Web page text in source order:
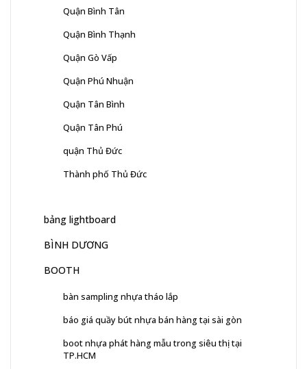
Quận Bình Tân
Quận Bình Thạnh
Quận Gò Vấp
Quận Phú Nhuận
Quận Tân Bình
Quận Tân Phú
quận Thủ Đức
Thành phố Thủ Đức
bảng lightboard
BÌNH DƯƠNG
BOOTH
bàn sampling nhựa tháo lắp
báo giá quầy bút nhựa bán hàng tại sài gòn
boot nhựa phát hàng mẫu trong siêu thị tại
TP.HCM